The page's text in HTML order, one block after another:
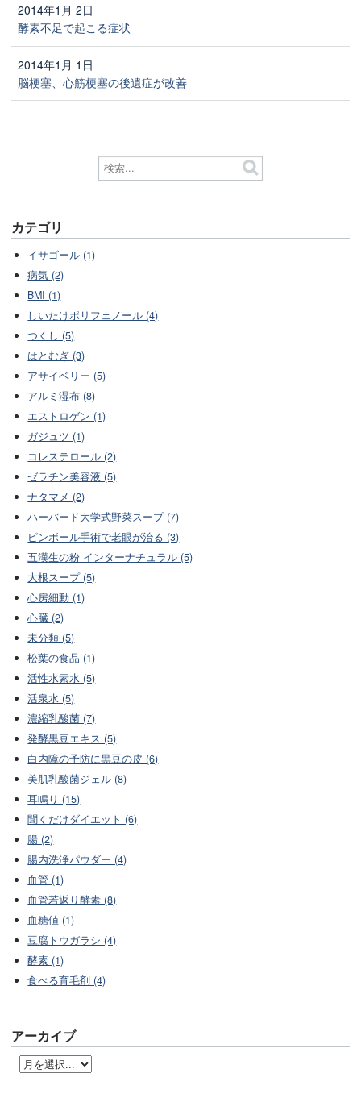
2014年1月 2日
酵素不足で起こる症状
2014年1月 1日
脳梗塞、心筋梗塞の後遺症が改善
カテゴリ
イサゴール (1)
病気 (2)
BMI (1)
しいたけポリフェノール (4)
つくし (5)
はとむぎ (3)
アサイベリー (5)
アルミ湿布 (8)
エストロゲン (1)
ガジュツ (1)
コレステロール (2)
ゼラチン美容液 (5)
ナタマメ (2)
ハーバード大学式野菜スープ (7)
ピンボール手術で老眼が治る (3)
五漢生の粉 インターナチュラル (5)
大根スープ (5)
心房細動 (1)
心臓 (2)
未分類 (5)
松葉の食品 (1)
活性水素水 (5)
活泉水 (5)
濃縮乳酸菌 (7)
発酵黒豆エキス (5)
白内障の予防に黒豆の皮 (6)
美肌乳酸菌ジェル (8)
耳鳴り (15)
聞くだけダイエット (6)
腸 (2)
腸内洗浄パウダー (4)
血管 (1)
血管若返り酵素 (8)
血糖値 (1)
豆腐トウガラシ (4)
酵素 (1)
食べる育毛剤 (4)
アーカイブ